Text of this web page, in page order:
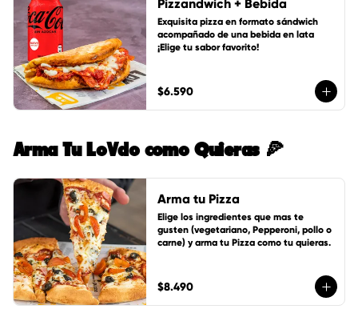
Pizzandwich + Bebida
Exquisita pizza en formato sándwich
acompañado de una bebida en lata
¡Elige tu sabor favorito!
$6.590
Arma Tu LoVdo como Quieras 🍕
Arma tu Pizza
Elige los ingredientes que mas te
gusten (vegetariano, Pepperoni, pollo o
carne) y arma tu Pizza como tu quieras.
$8.490